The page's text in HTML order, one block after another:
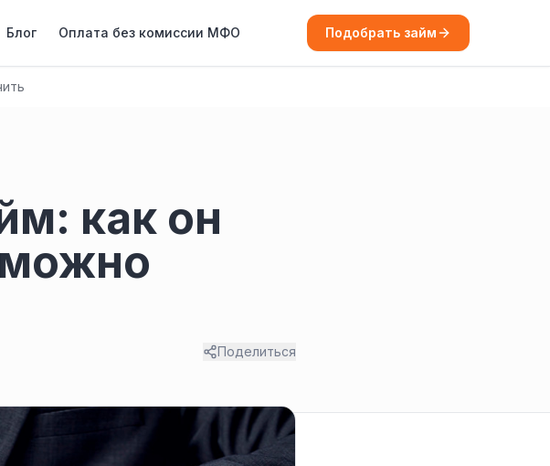
Блог Оплата без комиссии МФО Подобрать займ
как он
можно
Поделиться